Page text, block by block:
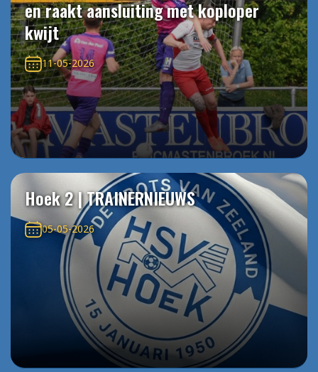
en raakt aansluiting met koploper
kwijt
11-05-2026
Hoek 2 | TRAINERNIEUWS
05-05-2026